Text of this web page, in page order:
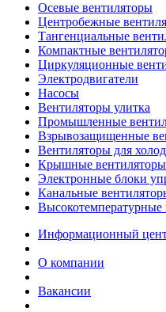
Осевые вентиляторы
Центробежные
Тангенциальные
Компактные
Циркуляционные
Электродвигатели
Насосы
Вентиляторы улитка
Промышленные
Взрывозащищенные
Вентиляторы для
Крышные вентиляторы
Электронные блоки
Канальные
Высокотемпературные
Информационный
О компании
Вакансии